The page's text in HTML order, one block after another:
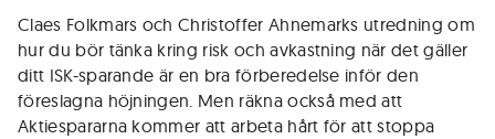
Claes Folkmars och Christoffer Ahnemarks utredning om
hur du bör tänka kring risk och avkastning när det gäller
ditt ISK-sparande är en bra förberedelse inför den
föreslagna höjningen. Men räkna också med att
Aktiespararna kommer att arbeta hårt för att stoppa